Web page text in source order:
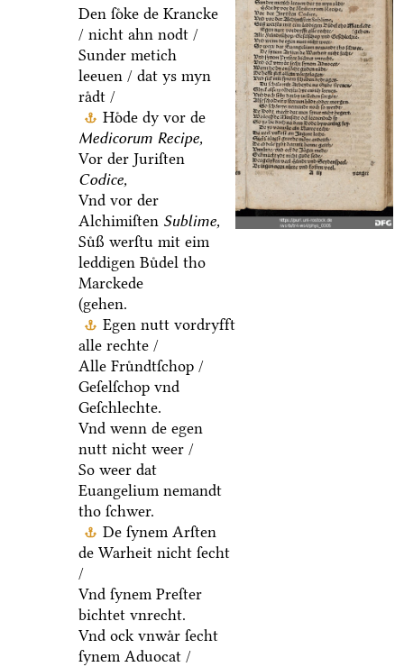
Den ſoͤke de Krancke
/ nicht ahn nodt /
Sunder metich
leeuen / dat ys myn
raͤdt /
Hoͤde dy vor de
Medicorum Recipe,
Vor der Juriſten
Codice,
Vnd vor der
Alchimiſten Sublime,
Suͤß werſtu mit eim
leddigen Buͤdel tho
Marckede
(gehen.
Egen nutt vordryfft
alle rechte /
Alle Fruͤndtſchop /
Geſelſchop vnd
Geſchlechte.
Vnd wenn de egen
nutt nicht weer /
So weer dat
Euangelium nemandt
tho ſchwer.
De ſynem Arſten
de Warheit nicht ſecht
/
Vnd ſynem Preſter
bichtet vnrecht.
Vnd ock vnwaͤr ſecht
ſynem Aduocat /